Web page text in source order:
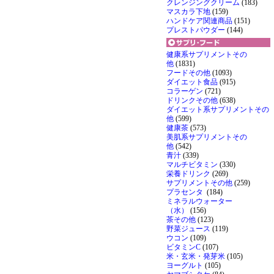
クレンジングクリーム (183)
マスカラ下地 (159)
ハンドケア関連商品 (151)
プレストパウダー (144)
健康系サプリメントその
他 (1831)
フードその他 (1093)
ダイエット食品 (915)
コラーゲン (721)
ドリンクその他 (638)
ダイエット系サプリメントその
他 (599)
健康茶 (573)
美肌系サプリメントその
他 (542)
青汁 (339)
マルチビタミン (330)
栄養ドリンク (269)
サプリメントその他 (259)
プラセンタ (184)
ミネラルウォーター
（水）
(156)
茶その他 (123)
野菜ジュース (119)
ウコン (109)
ビタミンC (107)
米・玄米・発芽米 (105)
ヨーグルト (105)